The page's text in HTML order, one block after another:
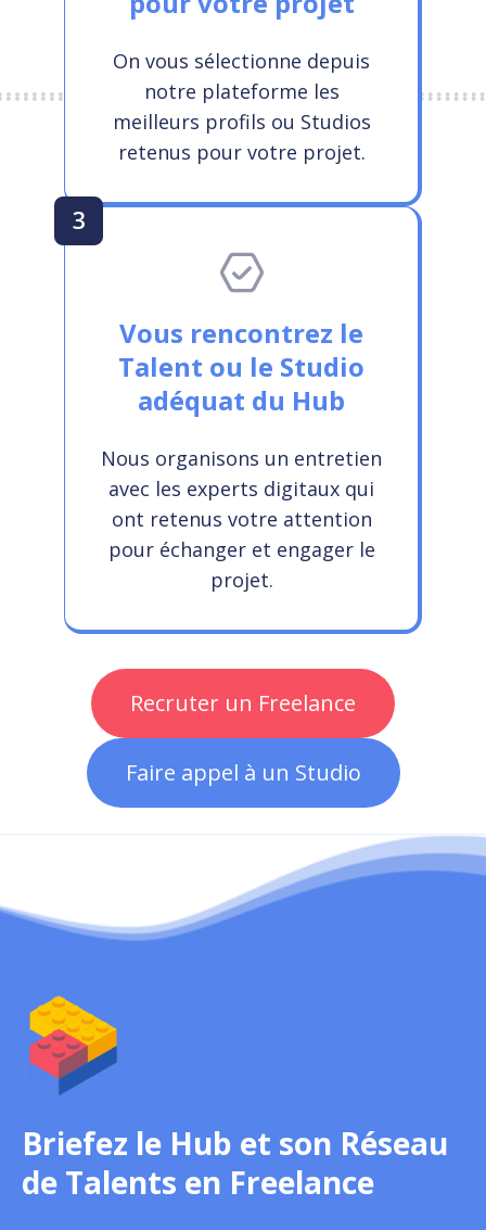
On vous sélectionne depuis
notre plateforme les
meilleurs profils ou Studios
retenus pour votre projet.
3
Vous rencontrez le
Talent ou le Studio
adéquat du Hub
Nous organisons un entretien
avec les experts digitaux qui
ont retenus votre attention
pour échanger et engager le
projet.
Recruter un Freelance
Faire appel à un Studio
Briefez le Hub et son Réseau
de Talents en Freelance